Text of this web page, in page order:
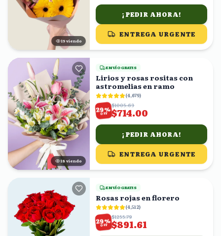
20 viendo
¡PEDIR AHORA!
ENTREGA URGENTE
19 viendo
ENVÍO GRATIS
Lirios y rosas rositas con
astromelias en ramo
(4,679)
29%
OFF
$1005.63
$714.00
¡PEDIR AHORA!
ENTREGA URGENTE
ENVÍO GRATIS
Rosas rojas en florero
(4,512)
29%
OFF
$1255.79
$891.61